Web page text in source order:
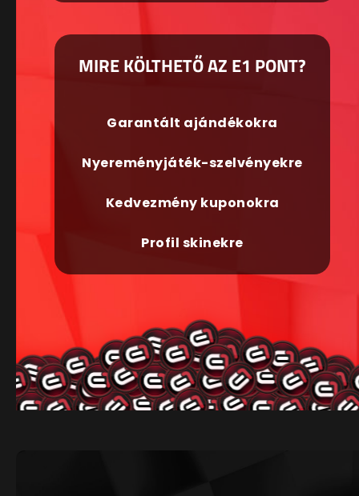
MIRE KÖLTHETŐ AZ E1 PONT?
Garantált ajándékokra
Nyereményjáték-szelvényekre
Kedvezmény kuponokra
Profil skinekre